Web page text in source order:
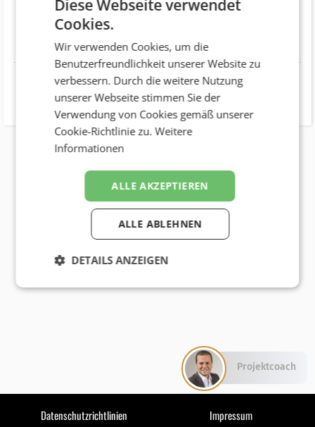
Telefonnummer +43 (1) 7203818
Website http://www.anderl-transporte.at
Datenschutzrichtlinien Impressum
Diese Webseite verwendet
Cookies.
Wir verwenden Cookies, um die
Benutzerfreundlichkeit unserer Website zu
verbessern. Durch die weitere Nutzung
unserer Webseite stimmen Sie der
Verwendung von Cookies gemäß unserer
Cookie-Richtlinie zu.Weitere
Informationen
ALLE AKZEPTIEREN
ALLE ABLEHNEN
DETAILS ANZEIGEN
Projektcoach